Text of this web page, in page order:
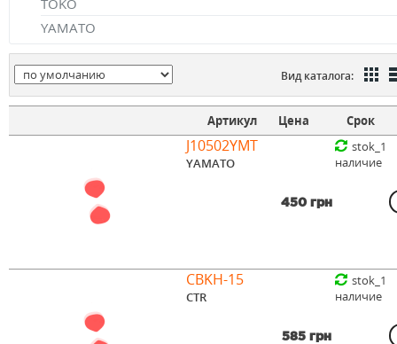
TOKO
YAMATO
Вид каталога:
Артикул Цена Срок
J10502YMT
YAMATO
450 грн
stok_1
наличие
CBKH-15
CTR
585 грн
stok_1
наличие